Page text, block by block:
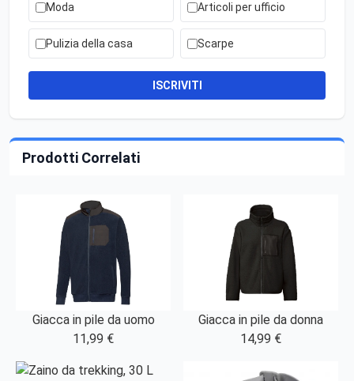
Moda Articoli per ufficio
Pulizia della casa Scarpe
ISCRIVITI
Prodotti Correlati
Giacca in pile da uomo
11,99 €
Giacca in pile da donna
14,99 €